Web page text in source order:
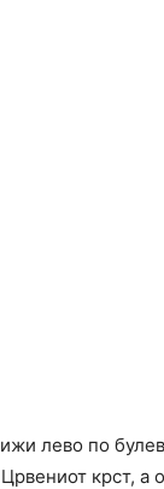
лево по
крст, а